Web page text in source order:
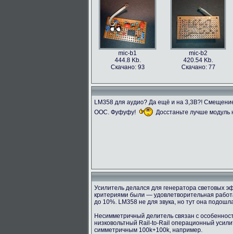
mic-b1
444.8 Kb.
Скачано: 93
mic-b2
420.54 Kb.
Скачано: 77
LM358 для аудио? Да ещё и на 3,3В?!
ООС. Фуфуфу!
Досстаньте лучше модуль
Усилитель делался для генератора световых
критериями были — удовлетворительная
до 10%. LM358 не для звука, но тут она
Несимметричный делитель связан с
низковольтный Rail-to-Rail операционный
симметричным 100k+100k, например.